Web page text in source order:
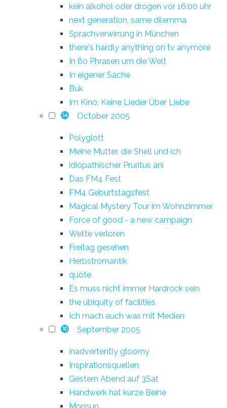
kein alkohol oder drogen vor 16:00 uhr
next generation, same dilemma
Sprachverwirrung in München
there's hardly anything on tv anymore
In 80 Phrasen um die Welt
In eigener Sache
Buk
Im Kino: Keine Lieder Über Liebe
14 October 2005
Polyglott
Meine Mutter, die Shell und ich
idiopathischer Pruritus ani
Das FM4 Fest
FM4 Geburtstagsfest
Magical Mystery Tour im Wohnzimmer
Force of good - a new campaign
Wette verloren
Freitag gesehen
Herbstromantik
quote
Es muss nicht immer Hardrock sein
the ubiquity of facilities
Ich mach auch was mit Medien
10 September 2005
inadvertently gloomy
Inspirationsquellen
Gestern Abend auf 3Sat
Handwerk hat kurze Beine